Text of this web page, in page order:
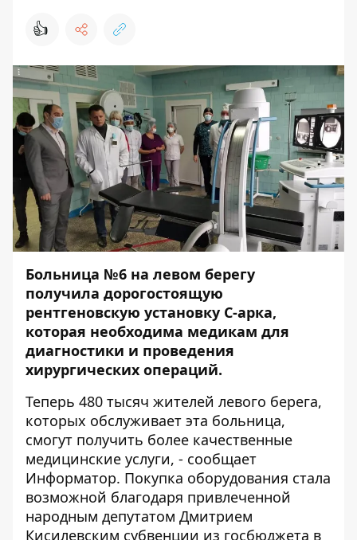
👍
Больница №6 на левом берегу
получила дорогостоящую
рентгеновскую установку С-арка,
которая необходима медикам для
диагностики и проведения
хирургических операций.
Теперь 480 тысяч жителей левого берега,
которых обслуживает эта больница,
смогут получить более качественные
медицинские услуги, - сообщает
Информатор. Покупка оборудования стала
возможной благодаря привлеченной
народным депутатом Дмитрием
Кисилевским субвенции из госбюджета в